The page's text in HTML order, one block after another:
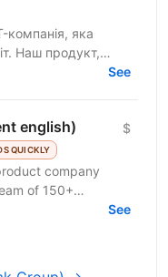
яка
онлайн-таблоїдів в
See
english)
QUICKLY
$
company
of 150+
products used
See